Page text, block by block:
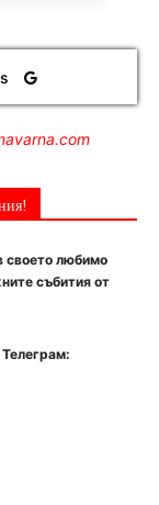
своето любимо
събития от